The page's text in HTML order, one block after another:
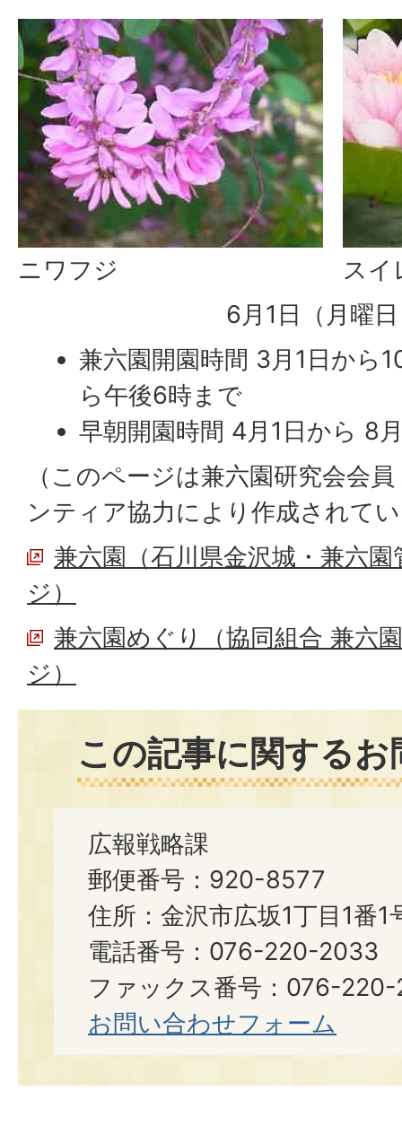
ニワフジ
スイ
6月1日（月曜
兼六園開園時間 3月1日から
ら午後6時まで
早朝開園時間 4月1日から 8
（このページは兼六園研究会会
ンティア協力により作成されて
兼六園（石川県金沢城・兼六
ジ）
兼六園めぐり（協同組合 兼六
ジ）
この記事に関する
広報戦略課
郵便番号：920-8577
住所：金沢市広坂1丁目1番1
電話番号：076-220-2033
ファックス番号：076-
お問い合わせフォーム